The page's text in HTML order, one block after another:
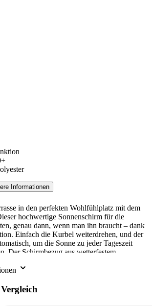
Informationen
in den perfekten Wohlfühlplatz mit dem
hochwertige Sonnenschirm für die
genau dann, wenn man ihn braucht – dank
Einfach die Kurbel weiterdrehen, und der
um die Sonne zu jeder Tageszeit
Der Schirmbezug aus wetterfestem
durch seine hohe Lichtechtheit und
von UV 60 + (Standard 801)
was eine lange Lebensdauer garantiert
Jahre hinweg wie neu aussehen lässt.